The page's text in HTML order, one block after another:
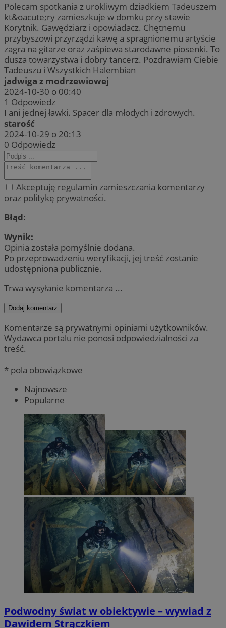
Polecam spotkania z urokliwym dziadkiem Tadeuszem
kt&oacute;ry zamieszkuje w domku przy stawie
Korytnik. Gawędziarz i opowiadacz. Chętnemu
przybyszowi przyrządzi kawę a spragnionemu artyście
zagra na gitarze oraz zaśpiewa starodawne piosenki. To
dusza towarzystwa i dobry tancerz. Pozdrawiam Ciebie
Tadeuszu i Wszystkich Halembian
jadwiga z modrzewiowej
2024-10-30 o 00:40
1 Odpowiedz
I ani jednej ławki. Spacer dla młodych i zdrowych.
starość
2024-10-29 o 20:13
0 Odpowiedz
Akceptuję regulamin zamieszczania komentarzy
oraz politykę prywatności.
Błąd:
Wynik:
Opinia została pomyślnie dodana.
Po przeprowadzeniu weryfikacji, jej treść zostanie
udostępniona publicznie.
Trwa wysyłanie komentarza ...
Dodaj komentarz
Komentarze są prywatnymi opiniami użytkowników.
Wydawca portalu nie ponosi odpowiedzialności za
treść.
* pola obowiązkowe
Najnowsze
Popularne
Podwodny świat w obiektywie – wywiad z
Dawidem Strączkiem